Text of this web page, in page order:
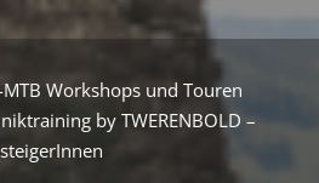
MTB Workshops und Touren
by TWERENBOLD –